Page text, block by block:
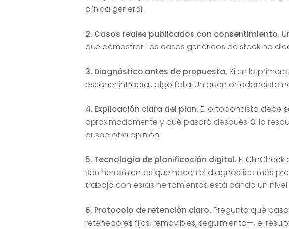
clínica general.
2. Casos reales publicados con consentimiento.
que demostrar. Los casos genéricos de stock no
3. Diagnóstico antes de propuesta. Si en la
escáner intraoral, algo falla. Un buen ortodoncista
4. Explicación clara del plan. El ortodoncista debe
aproximadamente y qué pasará después. Si la
busca otra opinión.
5. Tecnología de planificación digital. El
son herramientas que hacen el diagnóstico más
trabaja con estas herramientas está dando un
6. Protocolo de retención claro. Pregunta qué
retenedores fijos, removibles, seguimiento—, el